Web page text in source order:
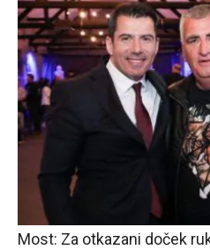
Most: Za otkazani doček